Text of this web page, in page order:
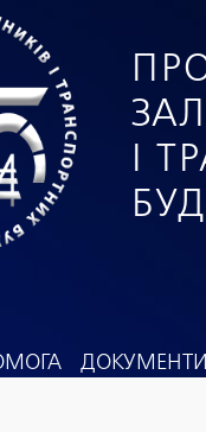
І
ДОКУМЕНТИ